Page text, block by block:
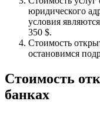
юридического
условия
350 $.
Стоимость
остановимся
Стоимость
банках